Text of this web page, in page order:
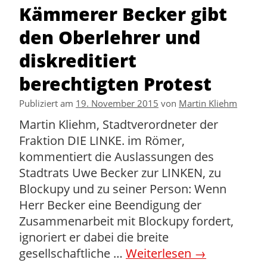
Kämmerer Becker gibt
den Oberlehrer und
diskreditiert
berechtigten Protest
Publiziert am 19. November 2015 von Martin Kliehm
Martin Kliehm, Stadtverordneter der
Fraktion DIE LINKE. im Römer,
kommentiert die Auslassungen des
Stadtrats Uwe Becker zur LINKEN, zu
Blockupy und zu seiner Person: Wenn
Herr Becker eine Beendigung der
Zusammenarbeit mit Blockupy fordert,
ignoriert er dabei die breite
gesellschaftliche … Weiterlesen →